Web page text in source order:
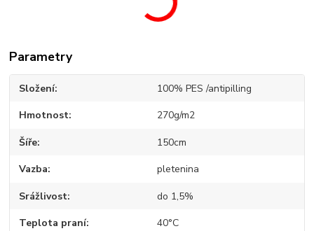
Parametry
Složení 100% PES /antipilling
Hmotnost 270g/m2
Šíře 150cm
Vazba pletenina
Srážlivost do 1,5%
Teplota praní 40°C